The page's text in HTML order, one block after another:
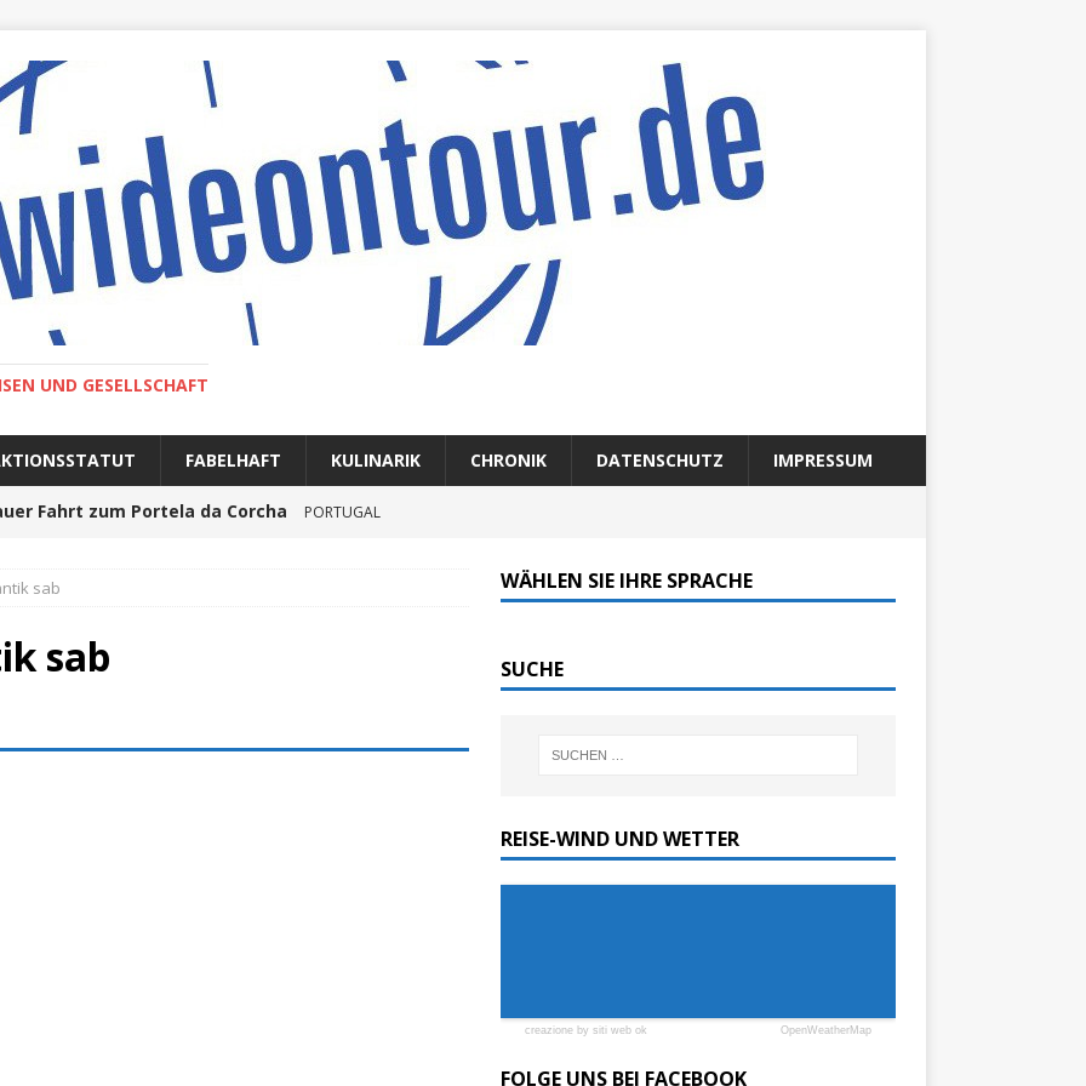
UND GESELLSCHAFT
FABELHAFT KULINARIK CHRONIK DATENSCHUTZ IMPRESSUM
Fahrt zum Portela da Corcha PORTUGAL
sofort elektrisch: Halligbahn wird modernisiert
sab
sab
WÄHLEN SIE IHRE SPRACHE
SUCHE
REISE-WIND UND WETTER
creazione by siti web ok OpenWeatherMap
FOLGE UNS BEI FACEBOOK